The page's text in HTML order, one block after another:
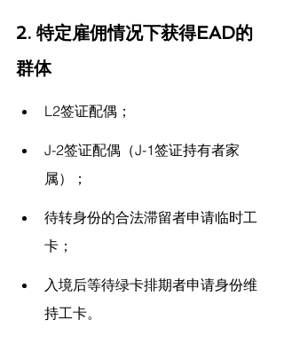
2. 特定雇佣情况下获得EAD的
群体
L2签证配偶；
J-2签证配偶（J-1签证持有者家
属）；
待转身份的合法滞留者申请临时工
卡；
入境后等待绿卡排期者申请身份维
持工卡。